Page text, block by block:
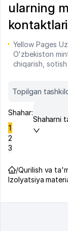
ularning
kontaktlari
Yellow Pages
O'zbekiston
chiqarish, sotish
Topilgan
Shahar:
Shaharni
1
2
3
/Qurilish va
Izolyatsiya